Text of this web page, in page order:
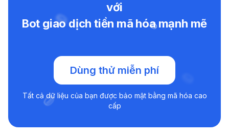
với
Bot giao dịch tiền mã hóa mạnh mẽ
Dùng thử miễn phí
Tất cả dữ liệu của bạn được bảo mật bằng mã hóa cao
cấp